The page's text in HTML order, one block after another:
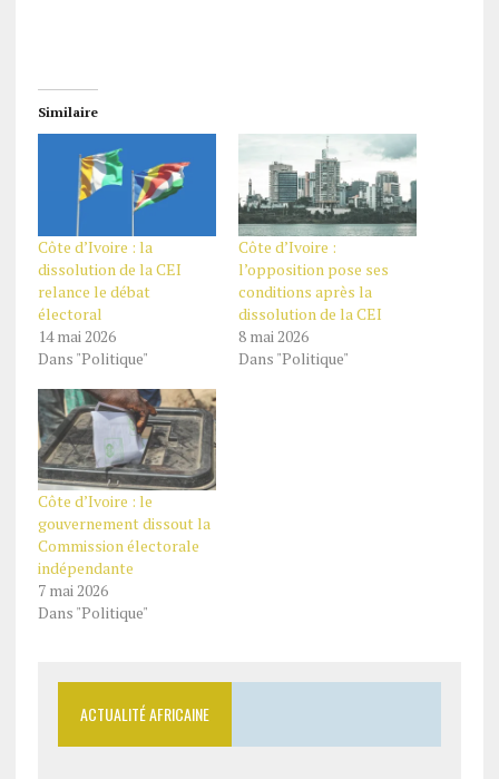
Similaire
Côte d’Ivoire : la
dissolution de la CEI
relance le débat
électoral
14 mai 2026
Dans "Politique"
Côte d’Ivoire :
l’opposition pose ses
conditions après la
dissolution de la CEI
8 mai 2026
Dans "Politique"
Côte d’Ivoire : le
gouvernement dissout la
Commission électorale
indépendante
7 mai 2026
Dans "Politique"
ACTUALITÉ AFRICAINE